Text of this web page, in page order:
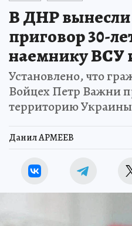
В ДНР
приговор 30-
наемнику ВСУ
Установлено, что
Войцех Петр Важни
территорию Украины
Данил АРМЕЕВ